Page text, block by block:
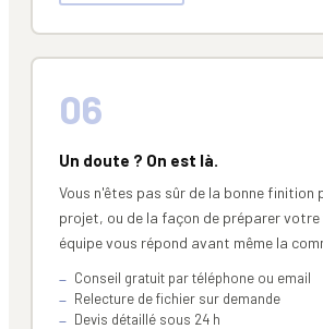
06
Un doute ? On est là.
Vous n'êtes pas sûr de la bonne finition
projet, ou de la façon de préparer
équipe vous répond avant même la
Conseil gratuit par téléphone ou email
Relecture de fichier sur demande
Devis détaillé sous 24 h